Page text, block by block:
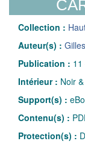
Collection :
Auteur(s) :
Publication :
Intérieur : Noir
Support(s) :
Contenu(s) :
Protection(s) :